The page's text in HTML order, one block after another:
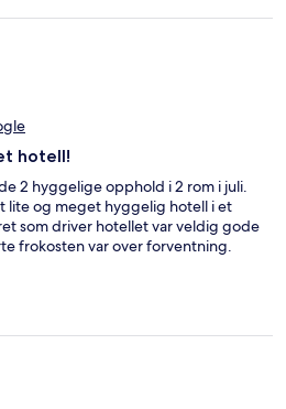
hotell!
2 hyggelige opphold i 2 rom i juli.
lite og meget hyggelig hotell i et
som driver hotellet var veldig gode
frokosten var over forventning.